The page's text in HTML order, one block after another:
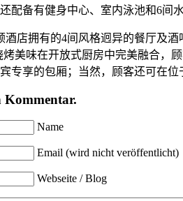
配备有健身中心、室内泳池和6间
酒店拥有的4间风格迥异的餐厅及
烤美味在开放式厨房中完美融合，
专享的包厢；当然，顾客还可在
Kommentar.
Name
Email (wird nicht veröffentlicht)
Webseite / Blog